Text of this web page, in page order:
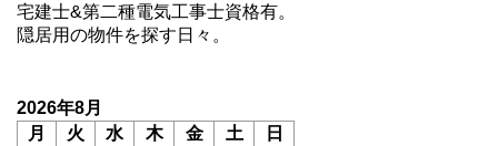
宅建士&第二種電気工事士資格有。
隠居用の物件を探す日々。
2026年8月
月
火 水 木 金 土
日